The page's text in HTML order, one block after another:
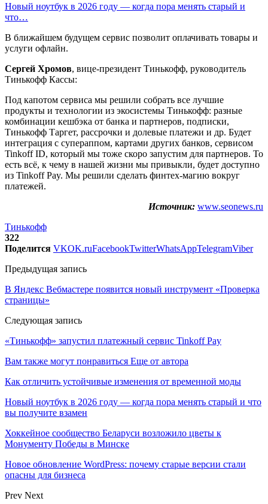
Новый ноутбук в 2026 году — когда пора менять старый и
что…
В ближайшем будущем сервис позволит оплачивать товары и
услуги офлайн.
Сергей Хромов, вице-президент Тинькофф, руководитель
Тинькофф Кассы:
Под капотом сервиса мы решили собрать все лучшие
продукты и технологии из экосистемы Тинькофф: разные
комбинации кешбэка от банка и партнеров, подписки,
Тинькофф Таргет, рассрочки и долевые платежи и др. Будет
интеграция с супераппом, картами других банков, сервисом
Tinkoff ID, который мы тоже скоро запустим для партнеров. То
есть всё, к чему в нашей жизни мы привыкли, будет доступно
из Tinkoff Pay. Мы решили сделать финтех-магию вокруг
платежей.
Источник: www.seonews.ru
Тинькофф
322
Поделится VKOK.ruFacebookTwitterWhatsAppTelegramViber
Предыдущая запись
В Яндекс Вебмастере появится новый инструмент «Проверка
страницы»
Следующая запись
«Тинькофф» запустил платежный сервис Tinkoff Pay
Вам также могут понравиться Еще от автора
Как отличить устойчивые изменения от временной моды
Новый ноутбук в 2026 году — когда пора менять старый и что
вы получите взамен
Хоккейное сообщество Беларуси возложило цветы к
Монументу Победы в Минске
Новое обновление WordPress: почему старые версии стали
опасны для бизнеса
Prev Next